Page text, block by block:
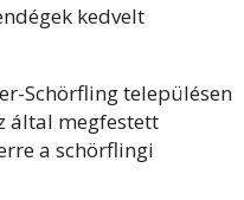
kedvelt
Schörfling településen
által megfestett
a schörflingi